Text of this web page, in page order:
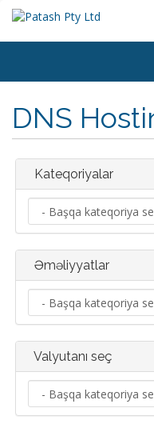
DNS
Kateqoriyalar
Əməliyyatlar
Valyutanı seç